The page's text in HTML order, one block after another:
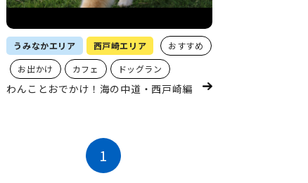
うみなかエリア 西戸崎エリア
おすすめ
お出かけ
カフェ ドッグラン
わんことおでかけ！海の中道・西戸崎編
1